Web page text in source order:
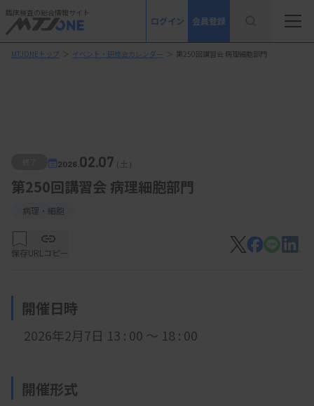
臨床検査の総合情報サイト
ログイン 会員登録
MTJONEトップ ＞ イベント・研修会カレンダー ＞ 第250回講習会 病理細胞部門
2026. 02.07（土）
第250回講習会 病理細胞部門
病理・細胞
保存URLコピー
開催日時
2026年2月7日 13 : 00 ～ 18 : 00
開催形式